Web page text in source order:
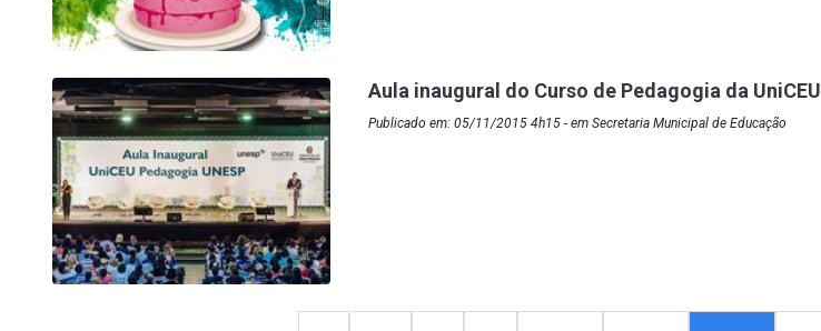
Aula inaugural do Curso de Pedagogia da UniCEU
Publicado em: 05/11/2015 4h15 - em Secretaria Municipal de Educação